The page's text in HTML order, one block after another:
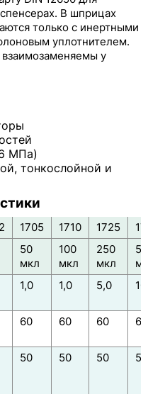
В шприцах
только c инертными
уплотнителем.
у
МПа)
тонкослойной и
1705 1710 1725
50
мкл
100
мкл
250
мкл
1,0 1,0 5,0
60 60 60 60
50 50 50 50